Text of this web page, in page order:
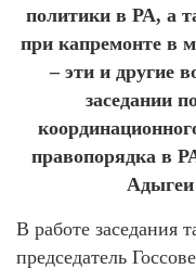
политики в РА, а
при капремонте в
– эти и другие
заседании
правопорядка в
В работе заседания
председатель